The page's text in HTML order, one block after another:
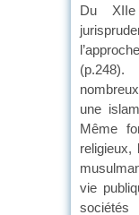
Du
une
Même
religieux,
vie
sociétés